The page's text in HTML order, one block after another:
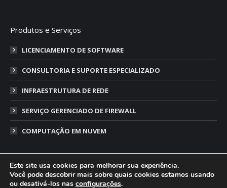
Produtos e Serviços
LICENCIAMENTO DE SOFTWARE
CONSULTORIA E SUPORTE ESPECIALIZADO
INFRAESTRUTURA DE REDE
SERVIÇO GERENCIADO DE FIREWALL
COMPUTAÇÃO EM NUVEM
Este site usa cookies para melhorar sua experiência.
Você pode descobrir mais sobre quais cookies estamos usando
ou desativá-los nas configurações.